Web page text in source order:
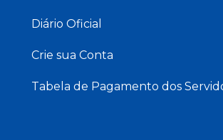
Diário Oficial
Crie sua Conta
Tabela de Pagamento dos